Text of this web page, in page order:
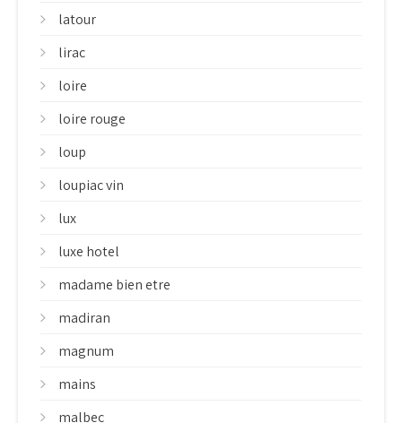
latour
lirac
loire
loire rouge
loup
loupiac vin
lux
luxe hotel
madame bien etre
madiran
magnum
mains
malbec